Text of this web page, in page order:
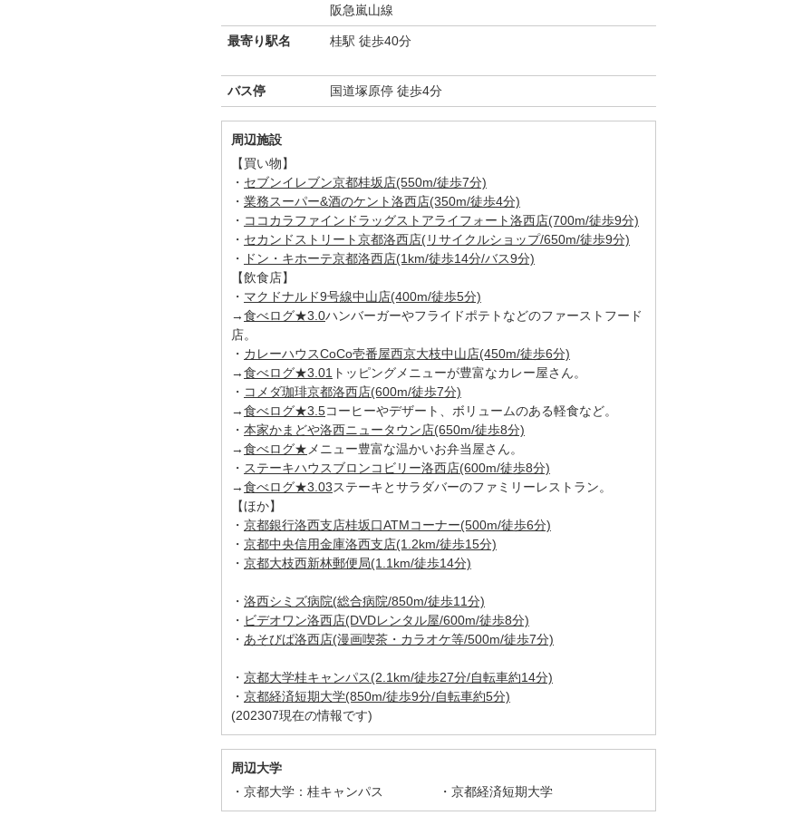
阪急嵐山線
最寄り駅名 桂駅 徒歩40分
バス停 国道塚原停 徒歩4分
周辺施設
【買い物】
・ セブンイレブン京都桂坂店(550m/徒歩7分)
・ 業務スーパー&酒のケント洛西店(350m/徒歩4分)
・ ココカラファインドラッグストアライフォート洛西店(700m/徒歩9分)
・ セカンドストリート京都洛西店(リサイクルショップ/650m/徒歩9分)
・
ドン・キホーテ京都洛西店(1km/徒歩14分/バス9分)
【飲食店】
・ マクドナルド9号線中山店(400m/徒歩5分)
→食べログ★3.0ハンバーガーやフライドポテトなどのファーストフード
店。
・ カレーハウスCoCo壱番屋西京大枝中山店(450m/徒歩6分)
→食べログ★3.01 トッピングメニューが豊富なカレー屋さん。
・ コメダ珈琲京都洛西店(600m/徒歩7分)
→食べログ★3.5コーヒーやデザート、ボリュームのある軽食など。
・ 本家かまどや洛西ニュータウン店(650m/徒歩8分)
→食べログ★メニュー豊富な温かいお弁当屋さん。
・ ステーキハウスブロンコビリー洛西店(600m/徒歩8分)
→食べログ★3.03ステーキとサラダバーのファミリーレストラン。
【ほか】
・ 京都銀行洛西支店桂坂口ATMコーナー(500m/徒歩6分)
・ 京都中央信用金庫洛西支店(1.2km/徒歩15分)
・ 京都大枝西新林郵便局(1.1km/徒歩14分)
・ 洛西シミズ病院(総合病院/850m/徒歩11分)
・ ビデオワン洛西店(DVDレンタル屋/600m/徒歩8分)
・ あそびば洛西店(漫画喫茶・カラオケ等/500m/徒歩7分)
・ 京都大学桂キャンパス(2.1km/徒歩27分/自転車約14分)
・ 京都経済短期大学(850m/徒歩9分/自転車約5分)
(202307現在の情報です)
周辺大学
京都大学：桂キャンパス
京都経済短期大学